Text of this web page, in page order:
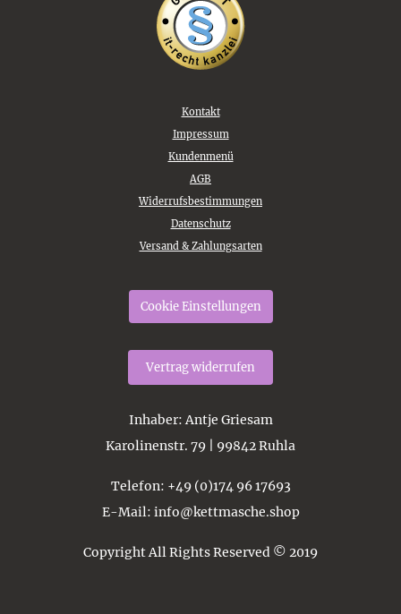
Kontakt
Impressum
Kundenmenü
AGB
Widerrufsbestimmungen
Datenschutz
Versand & Zahlungsarten
Cookie Einstellungen
Vertrag widerrufen
Inhaber: Antje Griesam
Karolinenstr. 79 | 99842 Ruhla
Telefon: +49 (0)174 96 17693
E-Mail: info@kettmasche.shop
Copyright All Rights Reserved © 2019